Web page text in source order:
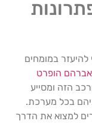
להיעזר במומחים
אברהם הופרט
הזה ומסייע
בכל מערכת.
למצוא את הדרך